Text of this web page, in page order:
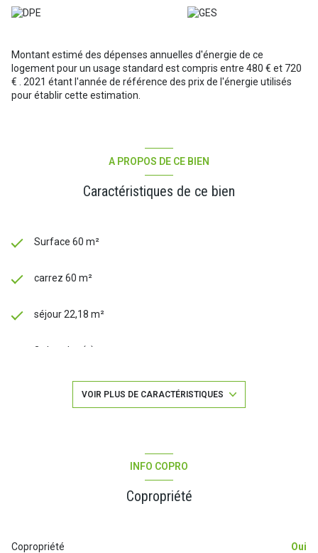
la copropriété. 14 lots de copropriété dont 7 d'habitations.
Les informations sur les risques auxquels ce bien est exposé sont
disponibles sur le site Géorisques
Montant estimé des dépenses annuelles d'énergie de ce
logement pour un usage standard est compris entre 480 € et 720
€ . 2021 étant l'année de référence des prix de l'énergie utilisés
pour établir cette estimation.
A PROPOS DE CE BIEN
Caractéristiques de ce bien
Surface 60 m²
carrez 60 m²
séjour 22,18 m²
2 chambre(s)
Chauffage individuel : trad_type_chauff_air_eau
exposition Sud-Ouest
VOIR PLUS DE CARACTÉRISTIQUES
INFO COPRO
Copropriété
Copropriété Oui